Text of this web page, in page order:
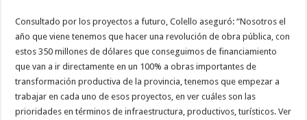
Consultado por los proyectos a futuro, Colello aseguró: “Nosotros el
año que viene tenemos que hacer una revolución de obra pública, con
estos 350 millones de dólares que conseguimos de financiamiento
que van a ir directamente en un 100% a obras importantes de
transformación productiva de la provincia, tenemos que empezar a
trabajar en cada uno de esos proyectos, en ver cuáles son las
prioridades en términos de infraestructura, productivos, turísticos. Ver